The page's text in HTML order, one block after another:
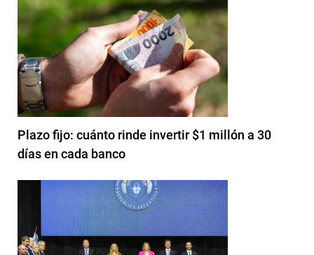
Plazo fijo: cuánto rinde invertir $1 millón a 30
días en cada banco